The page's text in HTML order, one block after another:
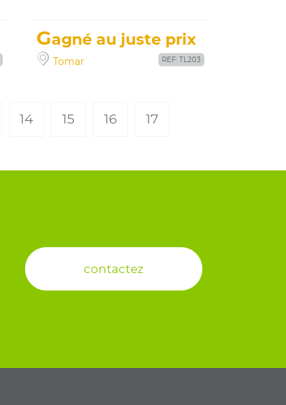
Gagné au juste prix
Tomar REF: TL203
14 15 16 17
contactez